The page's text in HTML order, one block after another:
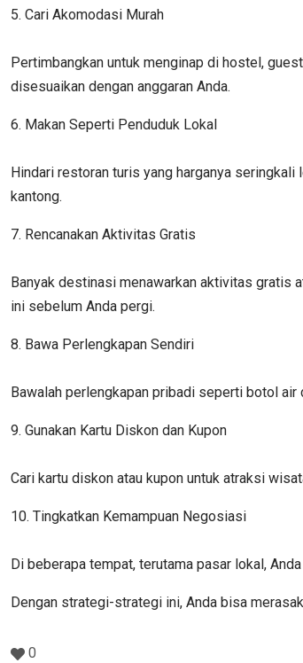
5. Cari Akomodasi Murah
Pertimbangkan untuk menginap di hostel,
disesuaikan dengan anggaran Anda.
6. Makan Seperti Penduduk Lokal
Hindari restoran turis yang harganya
kantong.
7. Rencanakan Aktivitas Gratis
Banyak destinasi menawarkan aktivitas gratis
ini sebelum Anda pergi.
8. Bawa Perlengkapan Sendiri
Bawalah perlengkapan pribadi seperti botol air
9. Gunakan Kartu Diskon dan Kupon
Cari kartu diskon atau kupon untuk atraksi
10. Tingkatkan Kemampuan Negosiasi
Di beberapa tempat, terutama pasar lokal,
Dengan strategi-strategi ini, Anda bisa
0